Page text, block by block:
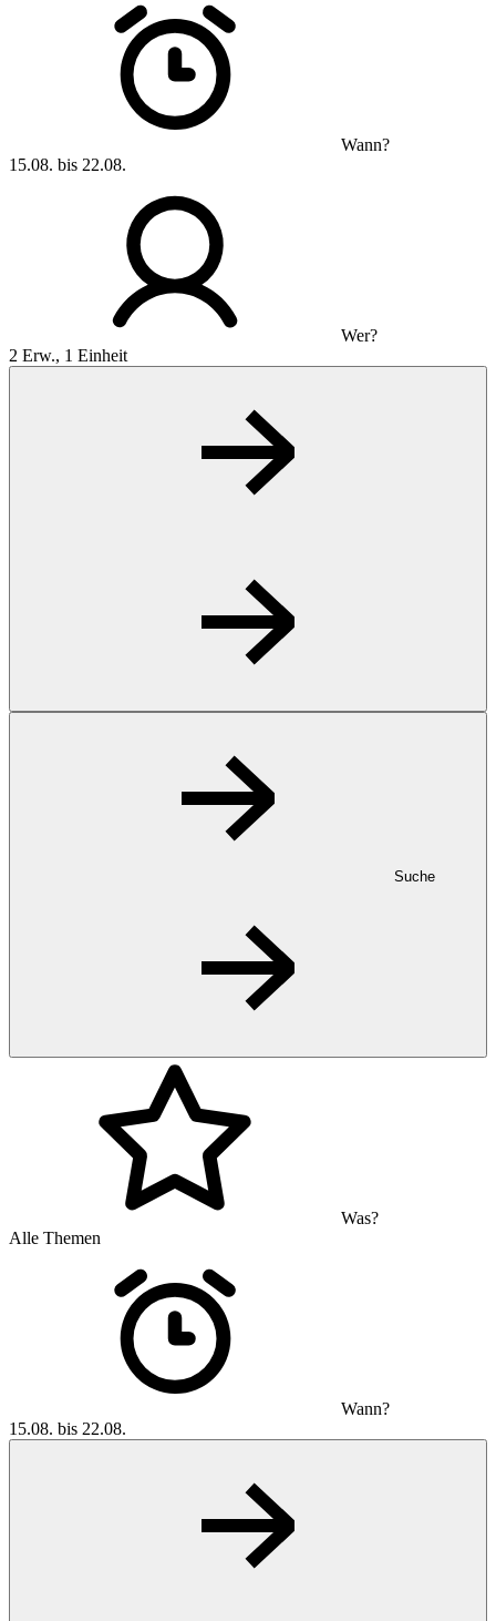
Wann?
15.08. bis 22.08.
Wer?
2 Erw., 1 Einheit
Suche
Was?
Alle Themen
Wann?
15.08. bis 22.08.